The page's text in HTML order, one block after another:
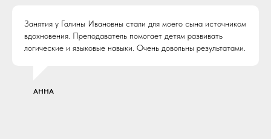
Занятия у Галины Ивановны стали для моего сына источником
вдохновения. Преподаватель помогает детям развивать
логические и языковые навыки. Очень довольны результатами.
АННА